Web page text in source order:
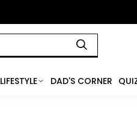
LIFESTYLE DAD'S CORNER